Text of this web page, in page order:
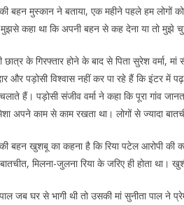
बहन मुस्कान ने बताया, एक महीने पहले हम लोगों
कहा था कि अपनी बहन से कह देना या तो मुझे
छात्र के गिरफ्तार होने के बाद से पिता सुरेश वर्मा,
और पड़ोसी विश्वास नहीं कर पा रहे हैं कि इंटर
हैं। पड़ोसी संजीव वर्मा ने कहा कि पूरा गांव
अपने काम से काम रखता था। लोगों से ज्यादा
बहन खुशबू का कहना है कि रिया पटेल आरोपी की
मिलना-जुलना रिया के जरिए ही होता था।
जब घर से भागी थी तो उसकी मां सुनीता पाल ने